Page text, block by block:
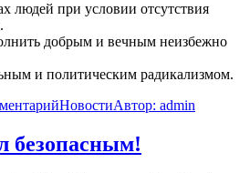
людей при условии отсутствия
добрым и вечным неизбежно
и политическим радикализмом.
НовостиАвтор: admin
безопасным!